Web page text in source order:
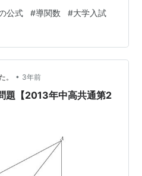
値はいかほどか。 ただし、
て 難易度は☆☆☆☆です。
す。 難易度表記については
い。 red-red-chopper-
公式 #導関数 #大学入試
。 • 3年前
題【2013年中高共通第2